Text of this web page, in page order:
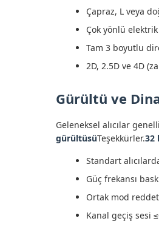
Çapraz, L veya
Çok yönlü elektrik
Tam 3 boyutlu
2D, 2.5D ve 4D
Gürültü ve
Geleneksel alıcılar
gürültüsüTeşekkürler.32
Standart
Güç frekansı
Ortak mod
Kanal geçiş sesi